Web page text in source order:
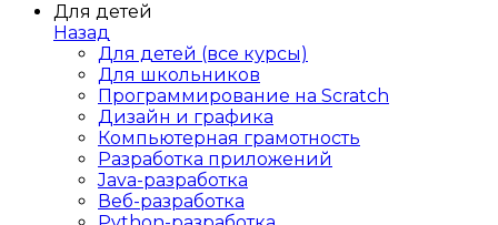
Для детей
Назад
Для детей (все курсы)
Для школьников
Программирование на Scratch
Дизайн и графика
Компьютерная грамотность
Разработка приложений
Java-разработка
Веб-разработка